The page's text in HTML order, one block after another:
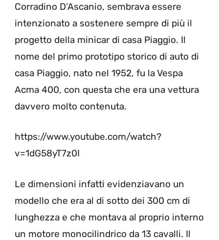
Corradino D’Ascanio, sembrava essere
intenzionato a sostenere sempre di più il
progetto della minicar di casa Piaggio. Il
nome del primo prototipo storico di auto di
casa Piaggio, nato nel 1952, fu la Vespa
Acma 400, con questa che era una vettura
davvero molto contenuta.
https://www.youtube.com/watch?
v=1dG58yT7z0I
Le dimensioni infatti evidenziavano un
modello che era al di sotto dei 300 cm di
lunghezza e che montava al proprio interno
un motore monocilindrico da 13 cavalli. Il